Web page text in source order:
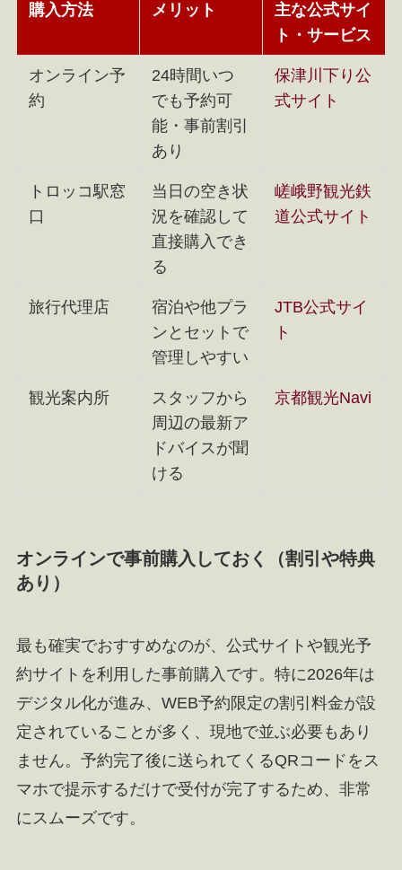
購入方法 メリット
主な公式サイ
ト・サービス
オンライン予
約
24時間いつ
でも予約可
能・事前割引
あり
保津川下り公
式サイト
トロッコ駅窓
口
当日の空き状
況を確認して
直接購入でき
る
嵯峨野観光鉄
道公式サイト
旅行代理店
宿泊や他プラ
ンとセットで
管理しやすい
JTB公式サイ
ト
観光案内所
スタッフから
周辺の最新ア
ドバイスが聞
ける
京都観光Navi
オンラインで事前購入しておく（割引や特典
あり）
最も確実でおすすめなのが、公式サイトや観光予
約サイトを利用した事前購入です。特に2026年は
デジタル化が進み、WEB予約限定の割引料金が設
定されていることが多く、現地で並ぶ必要もあり
ません。予約完了後に送られてくるQRコードをス
マホで提示するだけで受付が完了するため、非常
にスムーズです。